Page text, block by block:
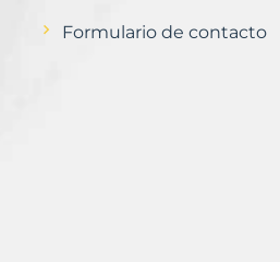
Formulario de contacto